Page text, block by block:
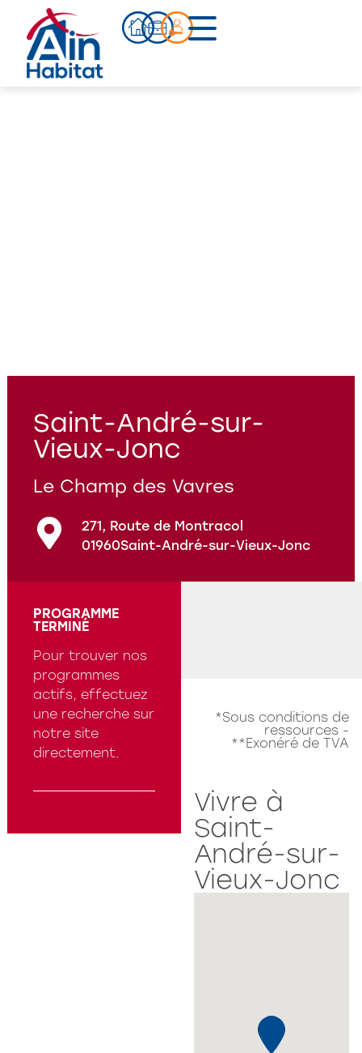
Programmes en cours
Questions fréquentes
Saint-André-sur-
Vieux-Jonc
Le Champ des Vavres
271, Route de Montracol
01960Saint-André-sur-Vieux-Jonc
PROGRAMME
TERMINÉ
Pour trouver nos
programmes
actifs, effectuez
une recherche sur
notre site
directement.
*Sous conditions de
ressources -
**Exonéré de TVA
Vivre à
Saint-
André-sur-
Vieux-Jonc